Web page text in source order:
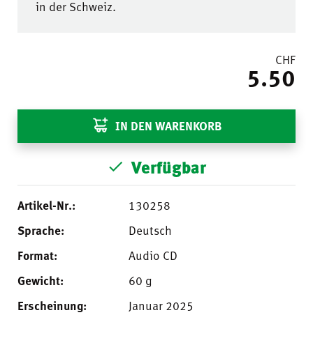
in der Schweiz.
CHF
5.50
IN DEN WARENKORB
Verfügbar
Artikel-Nr.:
130258
Sprache:
Deutsch
Format:
Audio CD
Gewicht:
60 g
Erscheinung:
Januar 2025